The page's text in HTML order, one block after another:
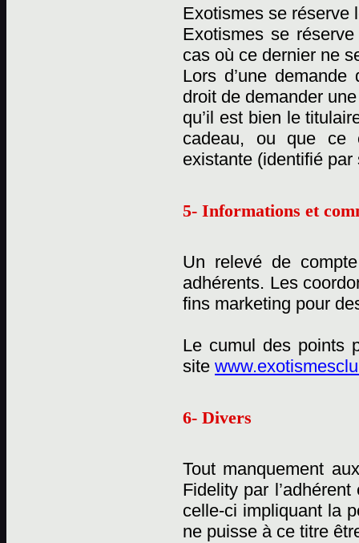
Exotismes se réserve
Exotismes se
cas où ce dernier ne
Lors d’une
droit de demander
qu’il est bien le
cadeau, ou que ce
existante (identifié
5- Informations et
Un relevé de
adhérents. Les
fins marketing pour
Le cumul des points
site
6- Divers
Tout manquement
Fidelity par
celle-ci impliquant la
ne puisse à ce titre